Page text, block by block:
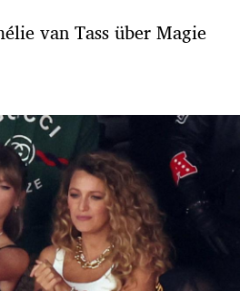
van Tass über Magie